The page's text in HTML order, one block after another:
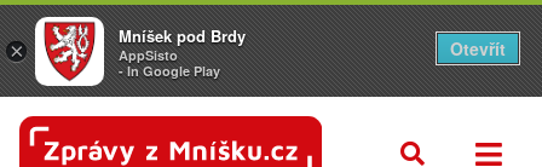
×
Mníšek pod Brdy
AppSisto
- In Google Play
Otevřít